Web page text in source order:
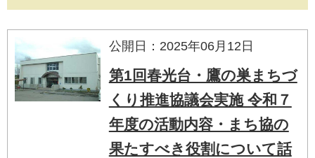
公開日：2025年06月12日
第1回春光台・鷹の巣まちづ
くり推進協議会実施 令和７
年度の活動内容・まち協の
果たすべき役割について話